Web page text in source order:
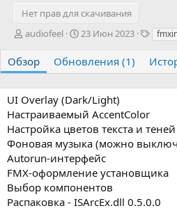
Нет прав для скачивания
А
т
о
audiofeel
Д
т
а
о
з
д
а
н
и
я
23 Июн 2023
Т
г
и
Обзор Обновления (1)
UI Overlay (Dark/Light)
Настраиваемый AccentColor
Настройка цветов текста и теней
Фоновая музыка (можно
Autorun-интерфейс
FMX-оформление установщика
Выбор компонентов
Распаковка - ISArcEx.dll 0.5.0.0